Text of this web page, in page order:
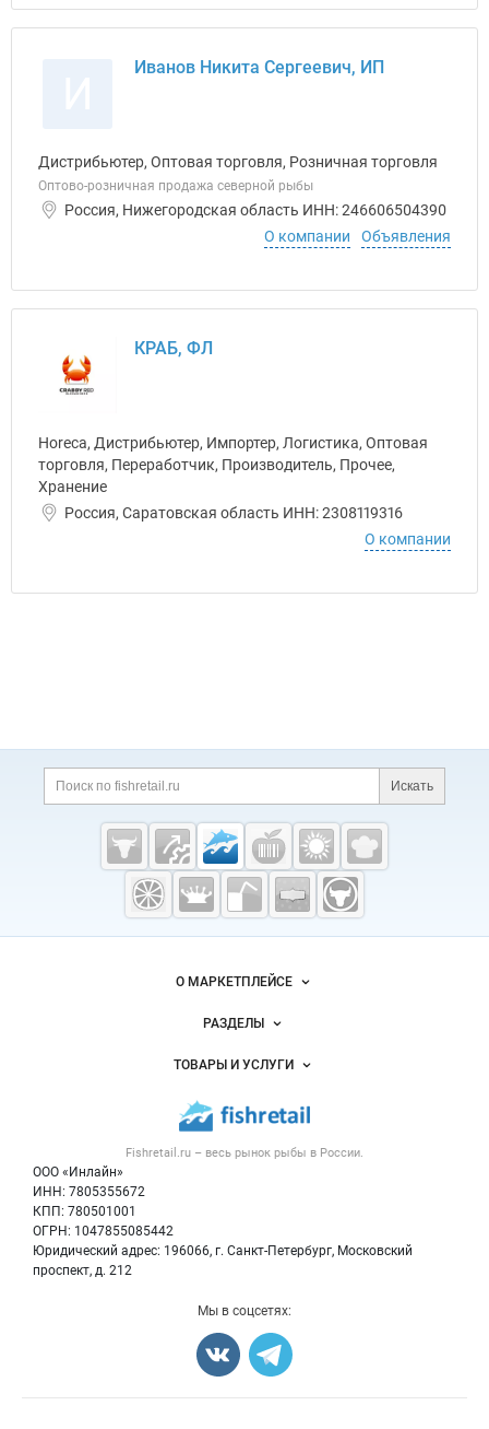
Иванов Никита Сергеевич, ИП
Дистрибьютер, Оптовая торговля, Розничная торговля
Оптово-розничная продажа северной рыбы
Россия, Нижегородская область ИНН: 246606504390
О компании
Объявления
КРАБ, ФЛ
Horeca, Дистрибьютер, Импортер, Логистика, Оптовая
торговля, Переработчик, Производитель, Прочее,
Хранение
Россия, Саратовская область ИНН: 2308119316
О компании
Дополнительная информация
Поиск по сайту и
Искать
Cсылки на полезные проекты
Fishretail.ru —
рыба,
морепродукты
Важные разделы и контакты
Fishretail.ru – весь рынок рыбы в России.
ООО «Инлайн»
ИНН: 7805355672
КПП: 780501001
ОГРН: 1047855085442
Юридический адрес: 196066, г. Санкт-Петербург, Московский
проспект, д. 212
Навигация по сайтуО МАРКЕТПЛЕЙСЕ
Новости Fishretail.ru
Размещение рекламы
Публичная оферта
Контактная информация
Политика обработки персональных данных
РАЗДЕЛЫ
Объявления
Новости рынка
Блог
ТОВАРЫ И УСЛУГИ
Рыба
Икра
Мы в соцсетях: